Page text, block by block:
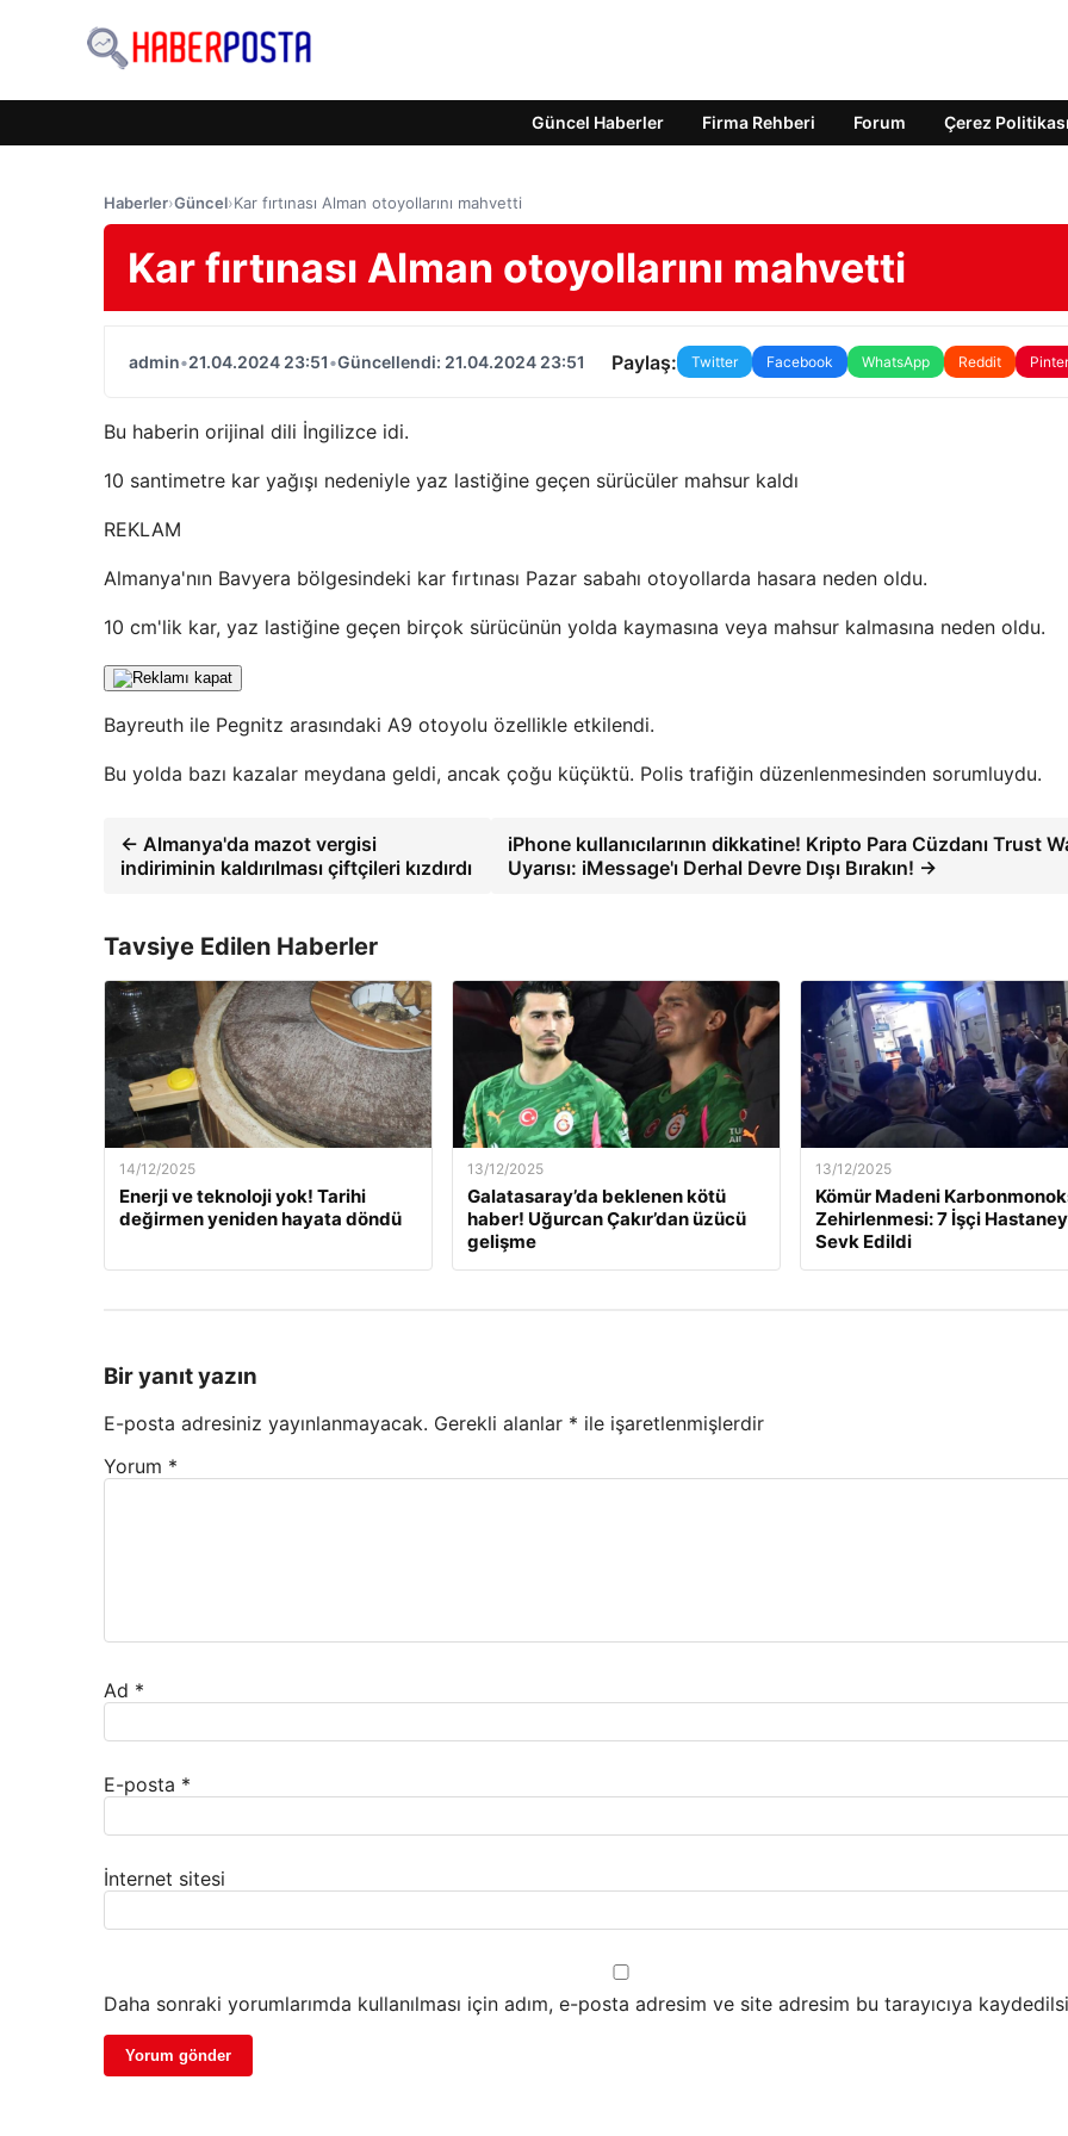
Güncel Haberler Firma Rehberi Forum Çerez Politikası
Haberler›Güncel›Kar fırtınası Alman otoyollarını mahvetti
Kar fırtınası Alman otoyollarını mahvetti
admin•21.04.2024 23:51•Güncellendi: 21.04.2024 23:51 Paylaş: Twitter Facebook WhatsApp Reddit
Bu haberin orijinal dili İngilizce idi.
10 santimetre kar yağışı nedeniyle yaz lastiğine geçen sürücüler mahsur kaldı
REKLAM
Almanya'nın Bavyera bölgesindeki kar fırtınası Pazar sabahı otoyollarda hasara neden oldu.
10 cm'lik kar, yaz lastiğine geçen birçok sürücünün yolda kaymasına veya mahsur kalmasına neden oldu.
Bayreuth ile Pegnitz arasındaki A9 otoyolu özellikle etkilendi.
Bu yolda bazı kazalar meydana geldi, ancak çoğu küçüktü. Polis trafiğin düzenlenmesinden sorumluydu.
← Almanya'da mazot vergisi
indiriminin kaldırılması çiftçileri kızdırdı
iPhone kullanıcılarının dikkatine! Kripto Para Cüzdanı Trust
Uyarısı: iMessage'ı Derhal Devre Dışı Bırakın! →
Tavsiye Edilen Haberler
14/12/2025
Enerji ve teknoloji yok! Tarihi
değirmen yeniden hayata döndü
13/12/2025
Galatasaray’da beklenen kötü
haber! Uğurcan Çakır’dan üzücü
gelişme
13/12/2025
Kömür Madeni
Zehirlenmesi: 7 İşçi
Sevk Edildi
Bir yanıt yazın
E-posta adresiniz yayınlanmayacak. Gerekli alanlar * ile işaretlenmişlerdir
Yorum *
Ad *
E-posta *
İnternet sitesi
Daha sonraki yorumlarımda kullanılması için adım, e-posta adresim ve site adresim bu tarayıcıya